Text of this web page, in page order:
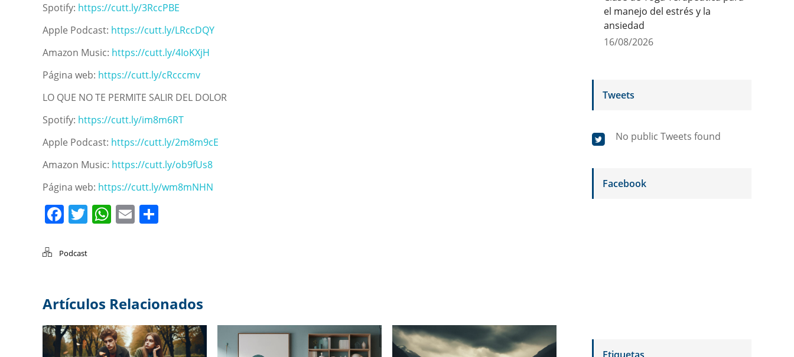
Spotify: https://cutt.ly/3RccPBE
Apple Podcast: https://cutt.ly/LRccDQY
Amazon Music: https://cutt.ly/4IoKXjH
Página web: https://cutt.ly/cRcccmv
LO QUE NO TE PERMITE SALIR DEL DOLOR
Spotify: https://cutt.ly/im8m6RT
Apple Podcast: https://cutt.ly/2m8m9cE
Amazon Music: https://cutt.ly/ob9fUs8
Página web: https://cutt.ly/wm8mNHN
Facebook
Twitter
WhatsApp
Email
Podcast
Artículos Relacionados
el manejo del estrés y la
ansiedad
16/08/2026
Tweets
No public Tweets found
Facebook